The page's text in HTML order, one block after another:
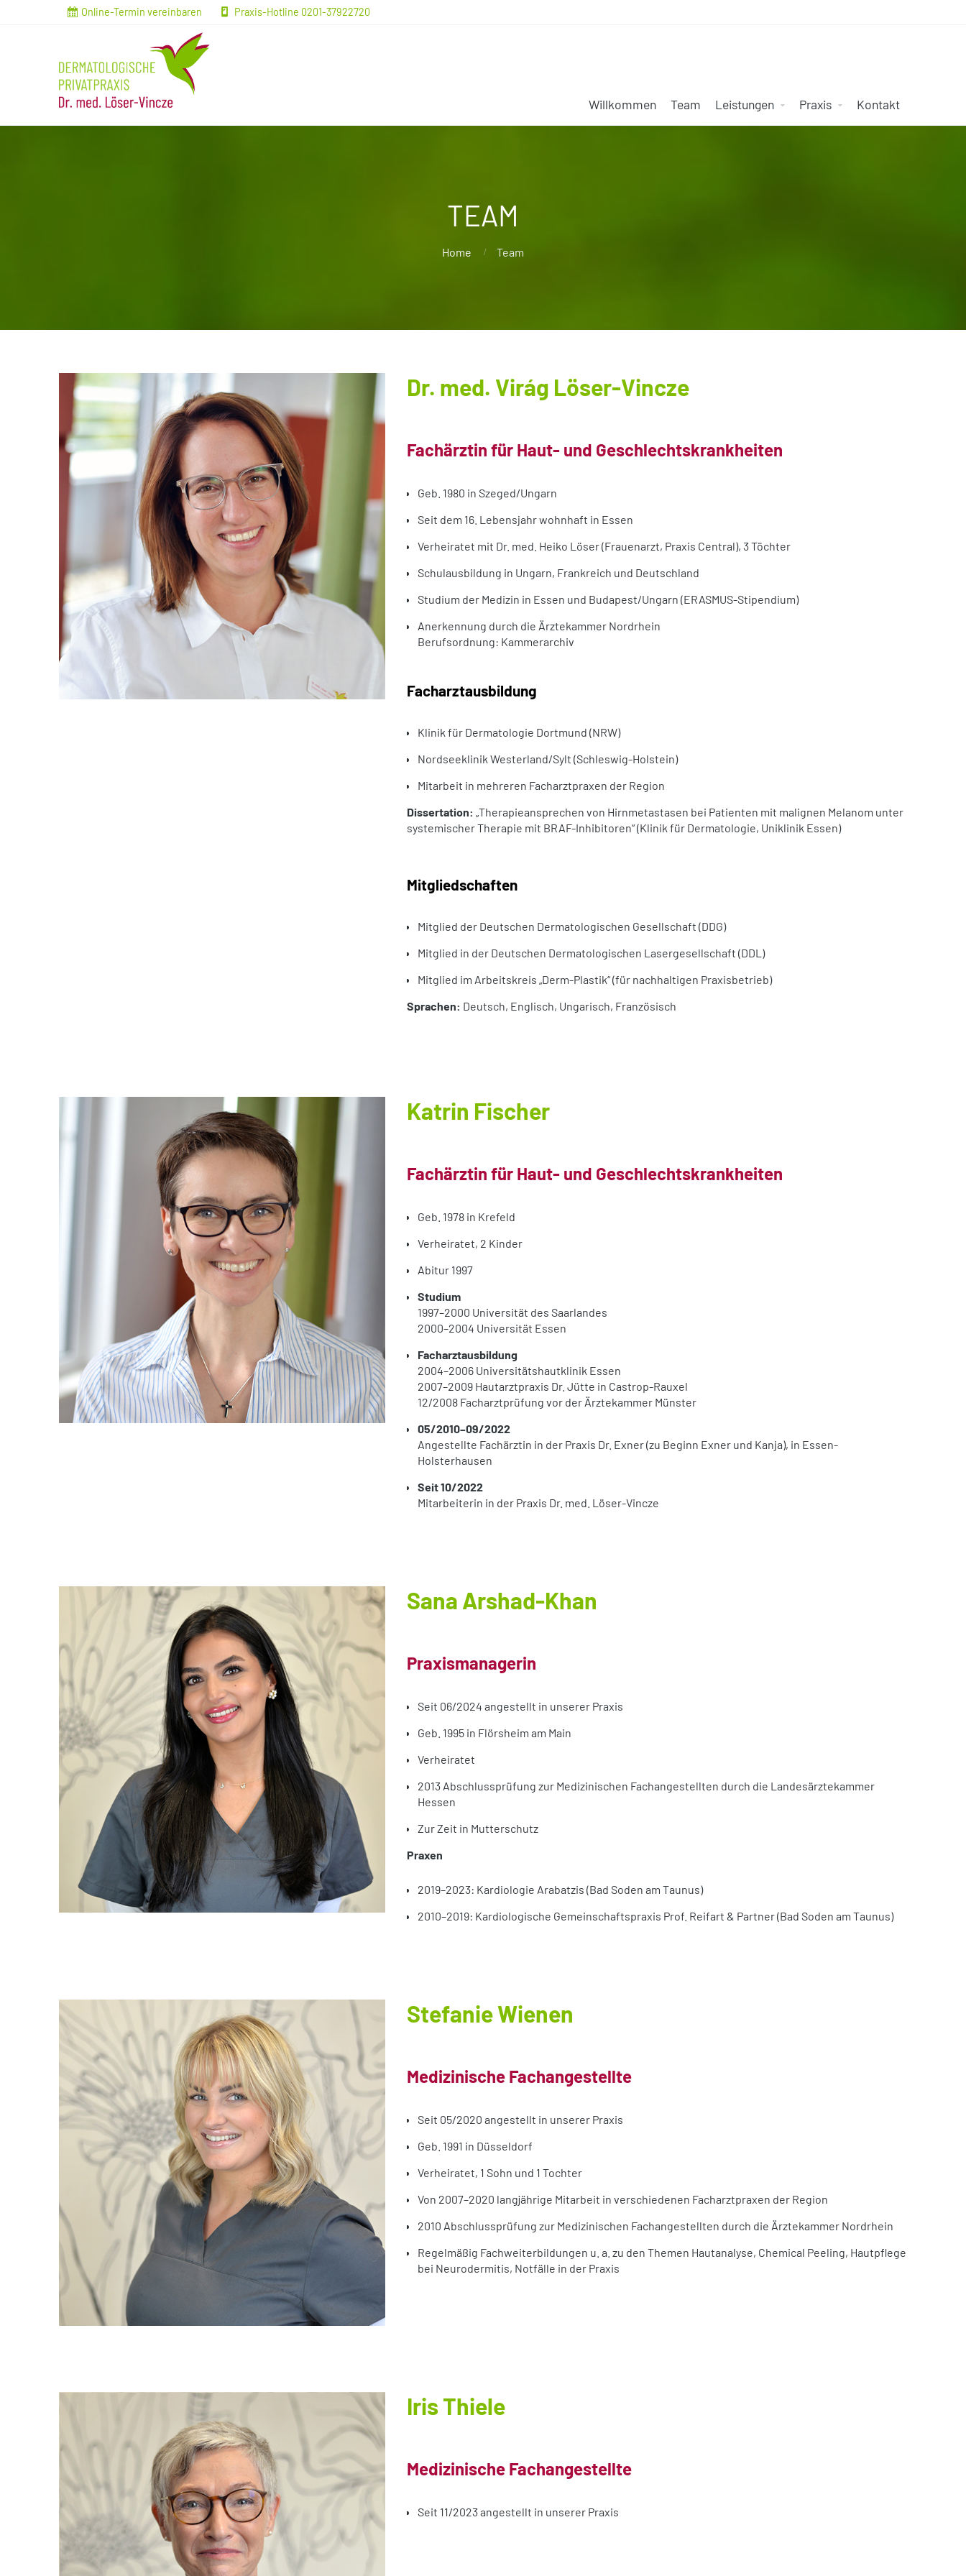
Online-Termin vereinbaren Praxis-Hotline 0201-37922720
Willkommen Team Leistungen Praxis Kontakt
TEAM
Home Team
Dr. med. Virág Löser-Vincze
Fachärztin für Haut- und Geschlechtskrankheiten
Geb. 1980 in Szeged/Ungarn
Seit dem 16. Lebensjahr wohnhaft in Essen
Verheiratet mit Dr. med. Heiko Löser (Frauenarzt, Praxis Central), 3 Töchter
Schulausbildung in Ungarn, Frankreich und Deutschland
Studium der Medizin in Essen und Budapest/Ungarn (ERASMUS-Stipendium)
Anerkennung durch die Ärztekammer Nordrhein
Berufsordnung: Kammerarchiv
Facharztausbildung
Klinik für Dermatologie Dortmund (NRW)
Nordseeklinik Westerland/Sylt (Schleswig-Holstein)
Mitarbeit in mehreren Facharztpraxen der Region
Dissertation: „Therapieansprechen von Hirnmetastasen bei Patienten mit malignen Melanom unter
systemischer Therapie mit BRAF-Inhibitoren“ (Klinik für Dermatologie, Uniklinik Essen)
Mitgliedschaften
Mitglied der Deutschen Dermatologischen Gesellschaft (DDG)
Mitglied in der Deutschen Dermatologischen Lasergesellschaft (DDL)
Mitglied im Arbeitskreis „Derm-Plastik“ (für nachhaltigen Praxisbetrieb)
Sprachen: Deutsch, Englisch, Ungarisch, Französisch
Katrin Fischer
Fachärztin für Haut- und Geschlechtskrankheiten
Geb. 1978 in Krefeld
Verheiratet, 2 Kinder
Abitur 1997
Studium
1997–2000 Universität des Saarlandes
2000–2004 Universität Essen
Facharztausbildung
2004–2006 Universitätshautklinik Essen
2007–2009 Hautarztpraxis Dr. Jütte in Castrop-Rauxel
12/2008 Facharztprüfung vor der Ärztekammer Münster
05/2010–09/2022
Angestellte Fachärztin in der Praxis Dr. Exner (zu Beginn Exner und Kanja), in Essen-
Holsterhausen
Seit 10/2022
Mitarbeiterin in der Praxis Dr. med. Löser-Vincze
Sana Arshad-Khan
Praxismanagerin
Seit 06/2024 angestellt in unserer Praxis
Geb. 1995 in Flörsheim am Main
Verheiratet
2013 Abschlussprüfung zur Medizinischen Fachangestellten durch die Landesärztekammer
Hessen
Zur Zeit in Mutterschutz
Praxen
2019–2023: Kardiologie Arabatzis (Bad Soden am Taunus)
2010–2019: Kardiologische Gemeinschaftspraxis Prof. Reifart & Partner (Bad Soden am Taunus)
Stefanie Wienen
Medizinische Fachangestellte
Seit 05/2020 angestellt in unserer Praxis
Geb. 1991 in Düsseldorf
Verheiratet, 1 Sohn und 1 Tochter
Von 2007–2020 langjährige Mitarbeit in verschiedenen Facharztpraxen der Region
2010 Abschlussprüfung zur Medizinischen Fachangestellten durch die Ärztekammer Nordrhein
Regelmäßig Fachweiterbildungen u. a. zu den Themen Hautanalyse, Chemical Peeling, Hautpflege
bei Neurodermitis, Notfälle in der Praxis
Iris Thiele
Medizinische Fachangestellte
Seit 11/2023 angestellt in unserer Praxis